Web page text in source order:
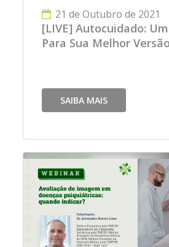
21 de Outubro de 2021
[LIVE] Autocuidado:
Para Sua Melhor Versão
SAIBA MAIS